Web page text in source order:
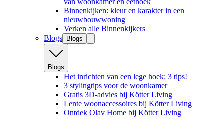
van woonkamer en eethoek
Binnenkijken: kleur en karakter in een
nieuwbouwwoning
Verken alle Binnenkijkers
Blogs
Blogs
Blogs
Het inrichten van een lege hoek: 3 tips!
3 stylingtips voor de woonkamer
Gratis 3D-advies bij Kötter Living
Lente woonaccessoires bij Kötter Living
Ontdek Olav Home bij Kötter Living